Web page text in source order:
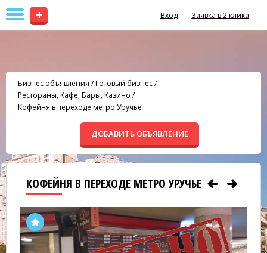
+ Вход Заявка в 2 клика
Бизнес объявления /Готовый бизнес/
Рестораны, Кафе, Бары, Казино /
Кофейня в переходе метро Уручье
ДОБАВИТЬ ОБЪЯВЛЕНИЕ
КОФЕЙНЯ В ПЕРЕХОДЕ МЕТРО УРУЧЬЕ